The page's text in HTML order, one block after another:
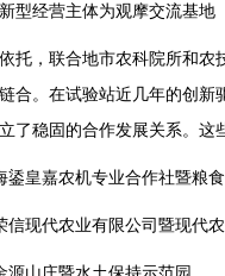
经营主体为观摩交流基地
，联合地市农科院所和农
合。在试验站近几年的创
了稳固的合作发展关系。这
皇嘉农机专业合作社暨粮食
现代农业有限公司暨现代农